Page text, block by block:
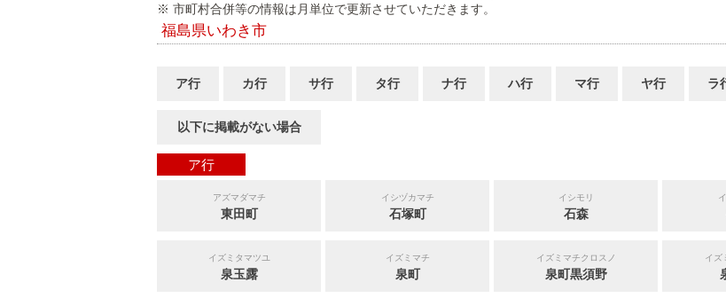
※ 市町村合併等の情報は月単位で更新させていただきます。
福島県いわき市
ア行 カ行 サ行 タ行 ナ行 ハ行 マ行 ヤ行 ラ
以下に掲載がない場合
ア行
アズマダマチ
東田町
イシヅカマチ
石塚町
イシモリ
石森
イズミタマツユ
泉玉露
イズミマチ
泉町
イズミマチクロスノ
泉町黒須野
イズ